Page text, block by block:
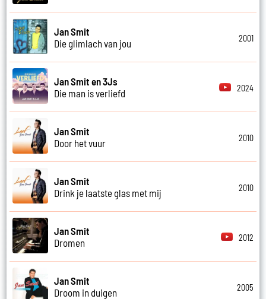
Jan Smit
Die glimlach van jou
2001
Jan Smit en 3Js
Die man is verliefd
2024
Jan Smit
Door het vuur
2010
Jan Smit
Drink je laatste glas met mij
2010
Jan Smit
Dromen
2012
Jan Smit
Droom in duigen
2005